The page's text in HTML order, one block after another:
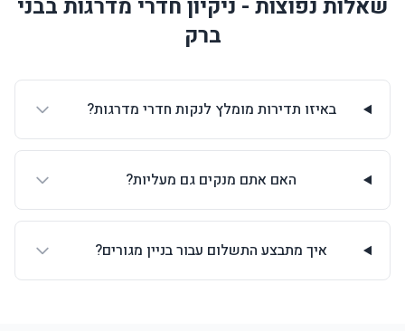
שאלות נפוצות - ניקיון חדרי מדרגות בבני
ברק
באיזו תדירות מומלץ לנקות חדרי מדרגות?
האם אתם מנקים גם מעליות?
איך מתבצע התשלום עבור בניין מגורים?